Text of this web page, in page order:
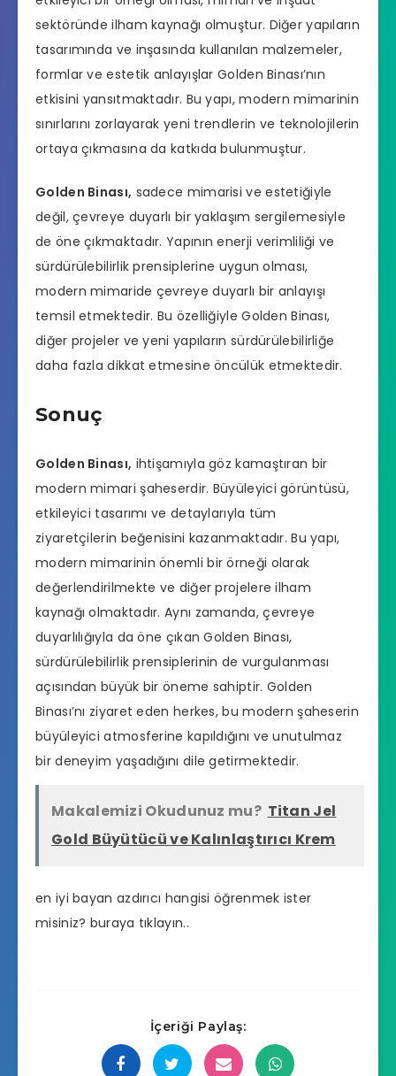
sektöründe ilham kaynağı olmuştur. Diğer yapıların
tasarımında ve inşasında kullanılan malzemeler,
formlar ve estetik anlayışlar Golden Binası’nın
etkisini yansıtmaktadır. Bu yapı, modern mimarinin
sınırlarını zorlayarak yeni trendlerin ve teknolojilerin
ortaya çıkmasına da katkıda bulunmuştur.
Golden Binası, sadece mimarisi ve estetiğiyle
değil, çevreye duyarlı bir yaklaşım sergilemesiyle
de öne çıkmaktadır. Yapının enerji verimliliği ve
sürdürülebilirlik prensiplerine uygun olması,
modern mimaride çevreye duyarlı bir anlayışı
temsil etmektedir. Bu özelliğiyle Golden Binası,
diğer projeler ve yeni yapıların sürdürülebilirliğe
daha fazla dikkat etmesine öncülük etmektedir.
Sonuç
Golden Binası, ihtişamıyla göz kamaştıran bir
modern mimari şaheserdir. Büyüleyici görüntüsü,
etkileyici tasarımı ve detaylarıyla tüm
ziyaretçilerin beğenisini kazanmaktadır. Bu yapı,
modern mimarinin önemli bir örneği olarak
değerlendirilmekte ve diğer projelere ilham
kaynağı olmaktadır. Aynı zamanda, çevreye
duyarlılığıyla da öne çıkan Golden Binası,
sürdürülebilirlik prensiplerinin de vurgulanması
açısından büyük bir öneme sahiptir. Golden
Binası’nı ziyaret eden herkes, bu modern şaheserin
büyüleyici atmosferine kapıldığını ve unutulmaz
bir deneyim yaşadığını dile getirmektedir.
Makalemizi Okudunuz mu? Titan Jel
Gold Büyütücü ve Kalınlaştırıcı Krem
en iyi bayan azdırıcı hangisi öğrenmek ister
misiniz? buraya tıklayın..
İçeriği Paylaş: